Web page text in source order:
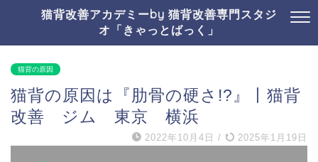
猫背改善アカデミーby 猫背改善専門スタジ
オ「きゃっとばっく」
猫背の原因
猫背の原因は『肋骨の硬さ!?』丨猫背
改善 ジム 東京 横浜
2022年10月4日 / 2025年1月19日